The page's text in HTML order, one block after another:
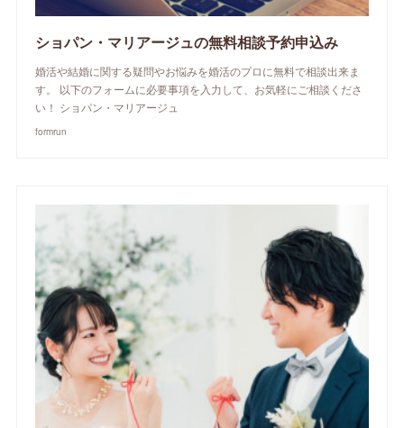
ショパン・マリアージュの無料相談予約申込み
婚活や結婚に関する疑問やお悩みを婚活のプロに無料で相談出来ま
す。 以下のフォームに必要事項を入力して、お気軽にご相談くださ
い！ ショパン・マリアージュ
formrun